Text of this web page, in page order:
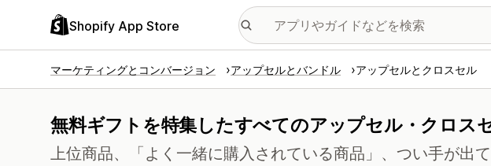
Shopify App Store
マーケティングとコンバージョン アップセルとバンドル アップセルとクロスセル
無料ギフトを特集したすべてのアップセル・クロス
上位商品、「よく一緒に購入されている商品」、つい手が出